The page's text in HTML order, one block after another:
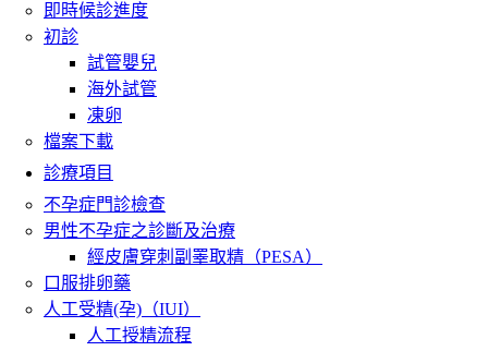
即時候診進度
初診
試管嬰兒
海外試管
凍卵
檔案下載
診療項目
不孕症門診檢查
男性不孕症之診斷及治療
經皮膚穿刺副睪取精（PESA）
口服排卵藥
人工受精(孕)（IUI）
人工授精流程